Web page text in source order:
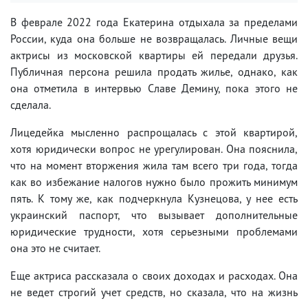
В феврале 2022 года Екатерина отдыхала за пределами
России, куда она больше не возвращалась. Личные вещи
актрисы из московской квартиры ей передали друзья.
Публичная персона решила продать жилье, однако, как
она отметила в интервью Славе Демину, пока этого не
сделала.
Лицедейка мысленно распрощалась с этой квартирой,
хотя юридически вопрос не урегулирован. Она пояснила,
что на момент вторжения жила там всего три года, тогда
как во избежание налогов нужно было прожить минимум
пять. К тому же, как подчеркнула Кузнецова, у нее есть
украинский паспорт, что вызывает дополнительные
юридические трудности, хотя серьезными проблемами
она это не считает.
Еще актриса рассказала о своих доходах и расходах. Она
не ведет строгий учет средств, но сказала, что на жизнь